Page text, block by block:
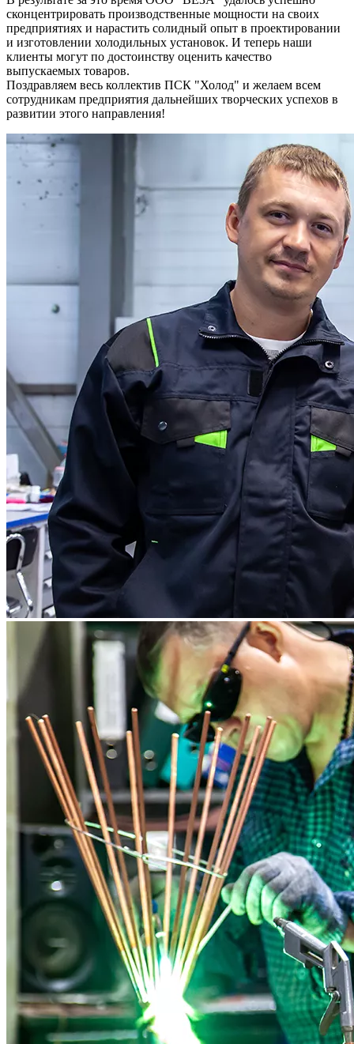
сконцентрировать производственные мощности на своих
предприятиях и нарастить солидный опыт в проектировании
и изготовлении холодильных установок. И теперь наши
клиенты могут по достоинству оценить качество
выпускаемых товаров.
Поздравляем весь коллектив ПСК "Холод" и желаем всем
сотрудникам предприятия дальнейших творческих успехов в
развитии этого направления!